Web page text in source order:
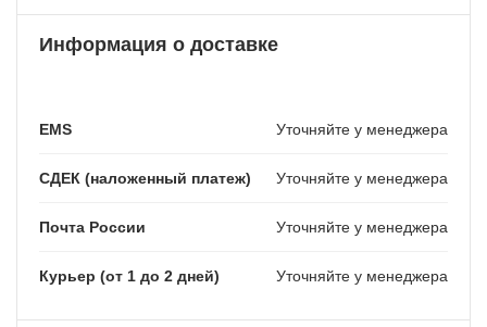
Информация о доставке
EMS Уточняйте у менеджера
СДЕК (наложенный платеж) Уточняйте у менеджера
Почта России Уточняйте у менеджера
Курьер (от 1 до 2 дней) Уточняйте у менеджера